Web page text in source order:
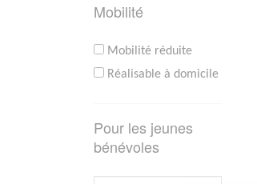
Mobilité
Mobilité réduite
Réalisable à domicile
Pour les jeunes
bénévoles